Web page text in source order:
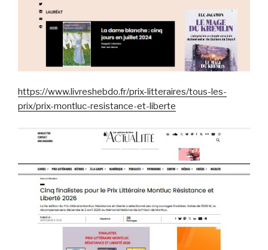
https://www.livreshebdo.fr/prix-litteraires/tous-les-
prix/prix-montluc-resistance-et-liberte